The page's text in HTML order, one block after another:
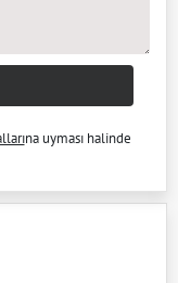
na uyması halinde